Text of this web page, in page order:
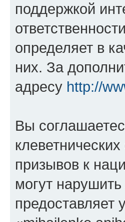
поддержкой
определяет в
них. За
адресу http://
Вы
призывов к
могут
предоставляет